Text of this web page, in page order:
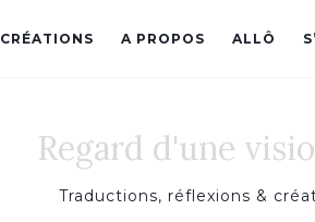
CRÉATIONS A PROPOS ALLÔ
Regard d'une
Traductions, réflexions &